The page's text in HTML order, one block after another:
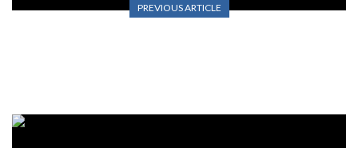
PREVIOUS ARTICLE